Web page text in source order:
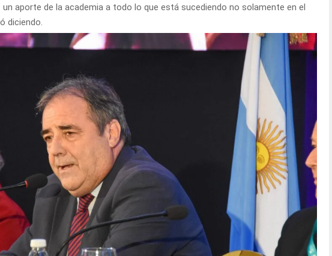
un aporte de la academia a todo lo que está sucediendo no solamente en el
diciendo.